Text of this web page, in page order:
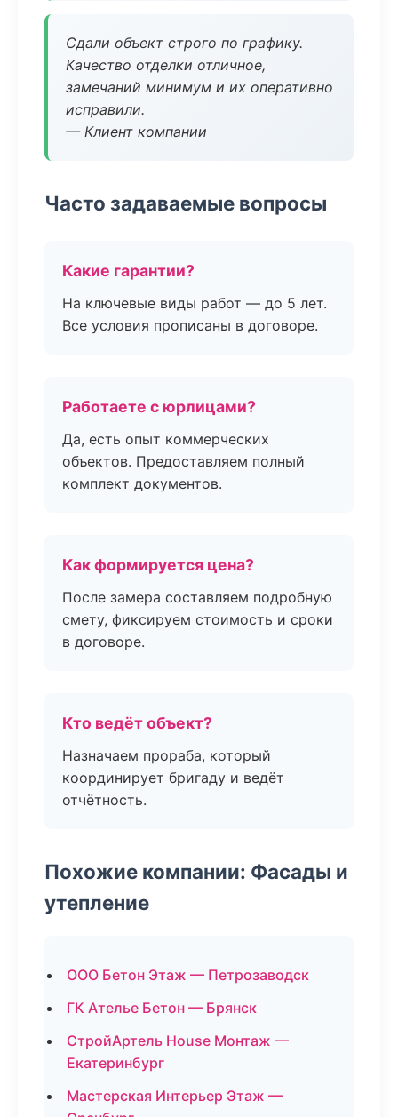
Сдали объект строго по графику.
Качество отделки отличное,
замечаний минимум и их оперативно
исправили.
— Клиент компании
Часто задаваемые вопросы
Какие гарантии?
На ключевые виды работ — до 5 лет.
Все условия прописаны в договоре.
Работаете с юрлицами?
Да, есть опыт коммерческих
объектов. Предоставляем полный
комплект документов.
Как формируется цена?
После замера составляем подробную
смету, фиксируем стоимость и сроки
в договоре.
Кто ведёт объект?
Назначаем прораба, который
координирует бригаду и ведёт
отчётность.
Похожие компании: Фасады и
утепление
ООО Бетон Этаж — Петрозаводск
ГК Ателье Бетон — Брянск
СтройАртель House Монтаж —
Екатеринбург
Мастерская Интерьер Этаж —